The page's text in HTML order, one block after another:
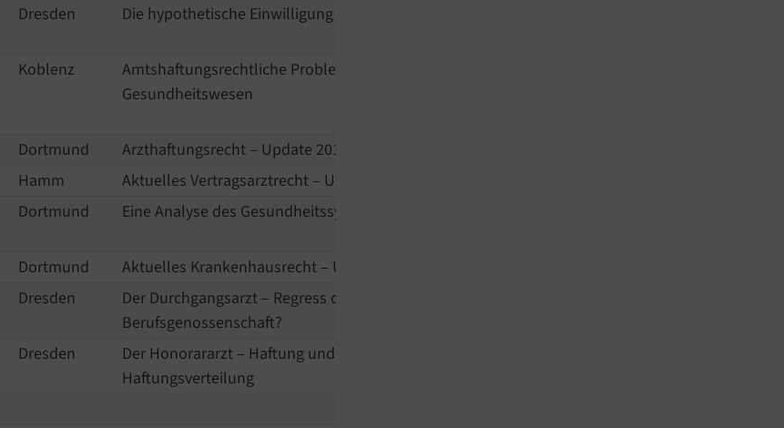
Dresden Die hypothetische Einwilligung – quo vadis?
Koblenz
Amtshaftungsrechtliche Problemfelder im
Gesundheitswesen
Dortmund
Arzthaftungsrecht – Update 2019
Hamm
Aktuelles Vertragsarztrecht – Update 2019
Dortmund Eine Analyse des Gesundheitssystems
Dortmund
Aktuelles Krankenhausrecht – Update 2018
Dresden
Der Durchgangsarzt – Regress der
Berufsgenossenschaft?
Dresden
Der Honorararzt – Haftung und
Haftungsverteilung